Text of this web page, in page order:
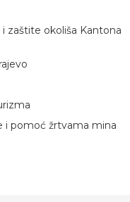
zaštite okoliša Kantona
i pomoć žrtvama mina